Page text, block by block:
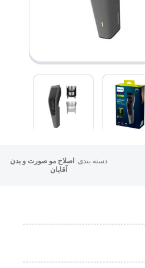
دسته بندی:اصلاح مو صورت و بدن
آقایان